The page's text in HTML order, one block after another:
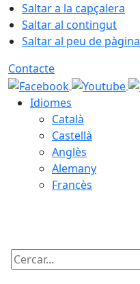
Saltar a la capçalera
Saltar al contingut
Saltar al peu de pàgina
Contacte
Idiomes
Català
Castellà
Anglès
Alemany
Francès
Cercar: